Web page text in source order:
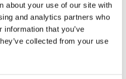
about your use of our site with
and analytics partners who
that you’ve
collected from your use
352-57 Tillverkare